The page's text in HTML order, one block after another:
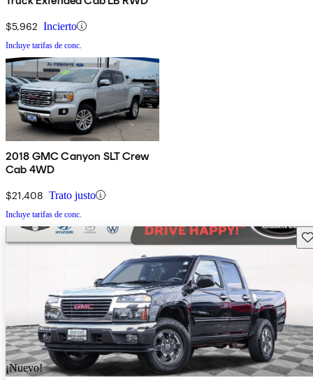
$5,962 Incierto
Incluye tarifas de conc.
2018 GMC Canyon SLT Crew
Cab 4WD
$21,408 Trato justo
Incluye tarifas de conc.
¡Nuevo!